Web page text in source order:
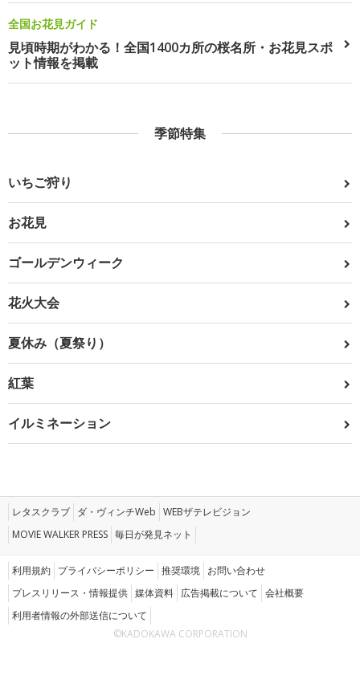
全国お花見ガイド
見頃時期がわかる！全国1400カ所の桜名所・お花見スポ
ット情報を掲載
季節特集
いちご狩り
お花見
ゴールデンウィーク
花火大会
夏休み（夏祭り）
紅葉
イルミネーション
レタスクラブ ダ・ヴィンチWeb WEBザテレビジョン
MOVIE WALKER PRESS 毎日が発見ネット
利用規約 プライバシーポリシー 推奨環境 お問い合わせ
プレスリリース・情報提供 媒体資料 広告掲載について 会社概要
利用者情報の外部送信について
©KADOKAWA CORPORATION